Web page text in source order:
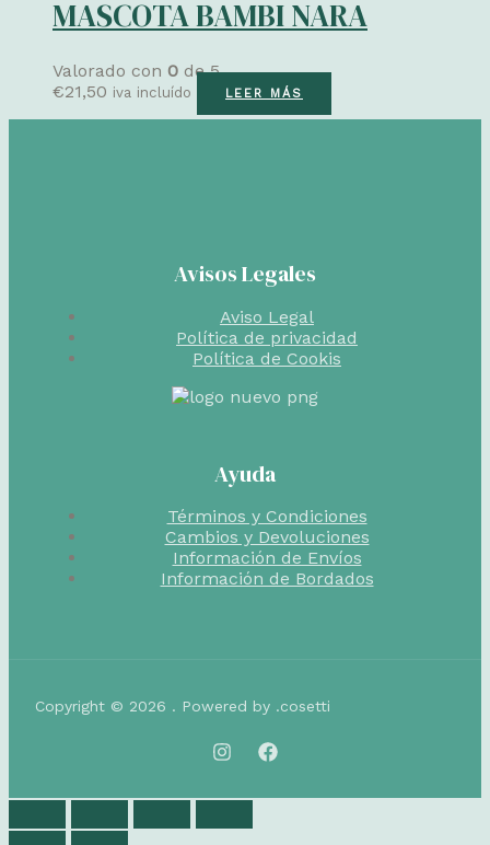
MASCOTA BAMBI NARA
Valorado con 0 de 5
€21,50 iva incluído LEER MÁS
Avisos Legales
Aviso Legal
Política de privacidad
Política de Cookis
Ayuda
Términos y Condiciones
Cambios y Devoluciones
Información de Envíos
Información de Bordados
Copyright © 2026 . Powered by .cosetti